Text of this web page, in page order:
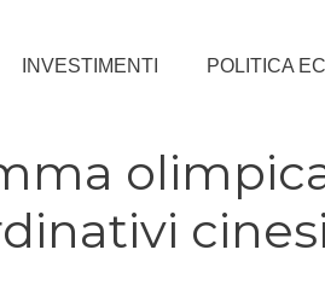
INVESTIMENTI POLITICA
cinesi